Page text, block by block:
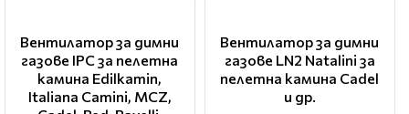
Вентилатор за димни
газове IPC за пелетна
камина Edilkamin,
Italiana Camini, MCZ,
Вентилатор за димни
газове LN2 Natalini за
пелетна камина Cadel
и др.